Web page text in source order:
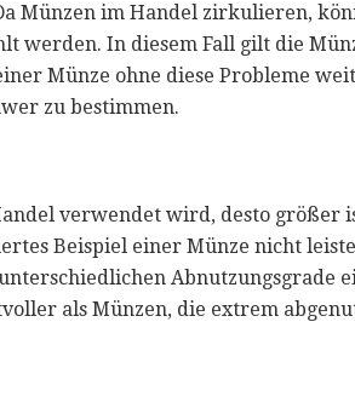
Münzen im Handel zirkulieren,
In diesem Fall gilt die
Münze ohne diese Probleme
zu bestimmen.
verwendet wird, desto größer
Beispiel einer Münze nicht
Abnutzungsgrade
als Münzen, die extrem